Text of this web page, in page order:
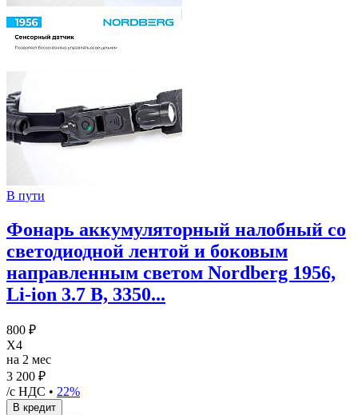
В пути
Фонарь аккумуляторный налобный со
светодиодной лентой и боковым
направленным светом Nordberg 1956,
Li-ion 3.7 В, 3350...
800 ₽
X4
на 2 мес
3 200 ₽
/с НДС • 22%